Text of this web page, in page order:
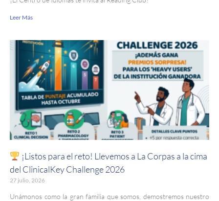
Leer Más
¡Listos para el reto! Llevemos a La Corpas a la cima
del ClinicalKey Challenge 2026
27 julio, 2026
Unámonos como la gran familia que somos, demostremos nuestro